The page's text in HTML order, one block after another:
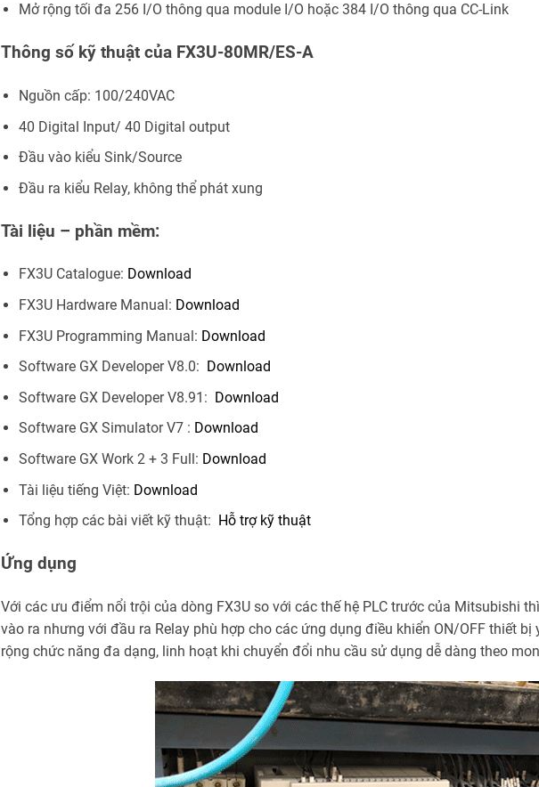
Mở rộng tối đa 256 I/O thông qua module I/O hoặc 384 I/O thông qua CC-Link
Thông số kỹ thuật của FX3U-80MR/ES-A
Nguồn cấp: 100/240VAC
40 Digital Input/ 40 Digital output
Đầu vào kiểu Sink/Source
Đầu ra kiểu Relay, không thể phát xung
Tài liệu – phần mềm:
FX3U Catalogue: Download
FX3U Hardware Manual: Download
FX3U Programming Manual: Download
Software GX Developer V8.0: Download
Software GX Developer V8.91: Download
Software GX Simulator V7 : Download
Software GX Work 2 + 3 Full: Download
Tài liệu tiếng Việt: Download
Tổng hợp các bài viết kỹ thuật: Hỗ trợ kỹ thuật
Ứng dụng
Với các ưu điểm nổi trội của dòng FX3U so với các thế hệ PLC trước của Mitsubishi
vào ra nhưng với đầu ra Relay phù hợp cho các ứng dụng điều khiển ON/OFF thiết
rộng chức năng đa dạng, linh hoạt khi chuyển đổi nhu cầu sử dụng dễ dàng theo